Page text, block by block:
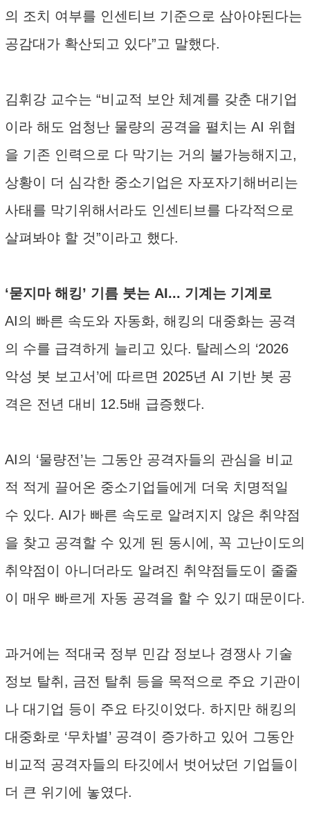
의 조치 여부를 인센티브 기준으로 삼아야된다는
공감대가 확산되고 있다”고 말했다.
김휘강 교수는 “비교적 보안 체계를 갖춘 대기업
이라 해도 엄청난 물량의 공격을 펼치는 AI 위협
을 기존 인력으로 다 막기는 거의 불가능해지고,
상황이 더 심각한 중소기업은 자포자기해버리는
사태를 막기위해서라도 인센티브를 다각적으로
살펴봐야 할 것”이라고 했다.
‘묻지마 해킹’ 기름 붓는 AI... 기계는 기계로
AI의 빠른 속도와 자동화, 해킹의 대중화는 공격
의 수를 급격하게 늘리고 있다. 탈레스의 ‘2026
악성 봇 보고서’에 따르면 2025년 AI 기반 봇 공
격은 전년 대비 12.5배 급증했다.
AI의 ‘물량전’는 그동안 공격자들의 관심을 비교
적 적게 끌어온 중소기업들에게 더욱 치명적일
수 있다. AI가 빠른 속도로 알려지지 않은 취약점
을 찾고 공격할 수 있게 된 동시에, 꼭 고난이도의
취약점이 아니더라도 알려진 취약점들도이 줄줄
이 매우 빠르게 자동 공격을 할 수 있기 때문이다.
과거에는 적대국 정부 민감 정보나 경쟁사 기술
정보 탈취, 금전 탈취 등을 목적으로 주요 기관이
나 대기업 등이 주요 타깃이었다. 하지만 해킹의
대중화로 ‘무차별’ 공격이 증가하고 있어 그동안
비교적 공격자들의 타깃에서 벗어났던 기업들이
더 큰 위기에 놓였다.